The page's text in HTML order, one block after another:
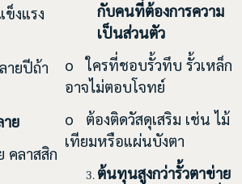
งแรง
ยปีถ้า
ย
ลาสสิก
กับคนที่ต้องการความ
เป็นส่วนตัว
o ใครที่ชอบรั้วทึบ รั้วเหล็ก
อาจไม่ตอบโจทย์
o ต้องติดวัสดุเสริม เช่น ไม้
เทียมหรือแผ่นบังตา
ต้นทุนสูงกว่ารั้วตาข่าย